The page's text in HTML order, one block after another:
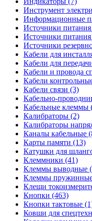
Инструмент
Информационные
Источники
Источники
Источники
Кабели для
Кабели для
Кабели и провода
Кабели
Кабели связи (3)
Кабельно-
Кабельные клеммы
Калибраторы (2)
Калибраторы
Каналы кабельные
Карты памяти (13)
Катушки для
Клеммники (41)
Клеммы выводные
Клеммы
Клещи
Кнопки (463)
Кнопки тактовые
Ковши для